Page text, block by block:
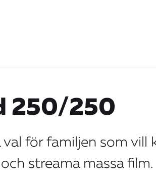
250/250
för familjen som vill
streama massa film.